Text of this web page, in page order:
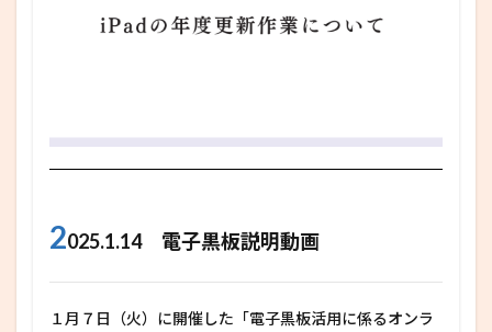
2025.1.14 電子黒板説明動画
１月７日（火）に開催した「電子黒板活用に係るオンラ